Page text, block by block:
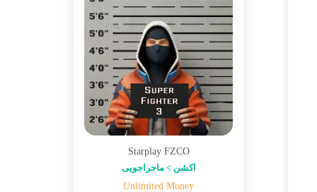
Starplay FZCO
اکشن > ماجراجویی
Unlimited Money